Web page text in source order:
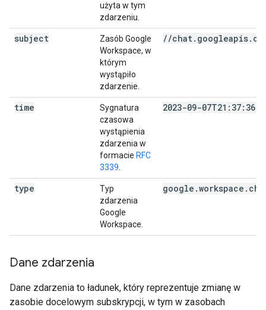
użyta w tym
zdarzeniu.
subject
Zasób Google
Workspace, w
którym
wystąpiło
zdarzenie.
//chat.googleapis.com/
time
Sygnatura
czasowa
wystąpienia
zdarzenia w
formacie RFC
3339
2023-09-
type
Typ
zdarzenia
Google
Workspace.
Dane zdarzenia
Dane zdarzenia to ładunek, który reprezentuje zmianę w
zasobie docelowym subskrypcji, w tym w zasobach